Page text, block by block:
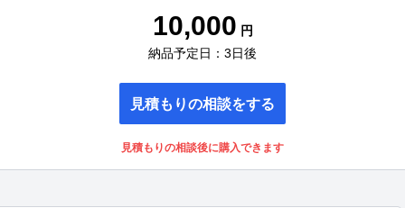
10,000 円
納品予定日：3日後
見積もりの相談をする
見積もりの相談後に購入できます